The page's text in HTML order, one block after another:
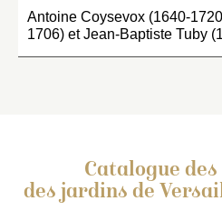
Antoine Coysevox (1640-
1706) et Jean-Baptiste Tuby
Catalogue
des jardins de